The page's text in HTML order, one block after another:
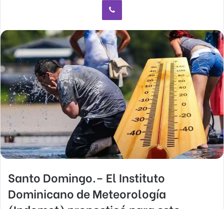
Santo Domingo.– El Instituto
Dominicano de Meteorología